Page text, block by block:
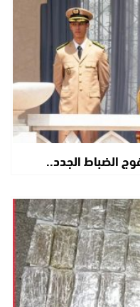
الضباط الجدد..